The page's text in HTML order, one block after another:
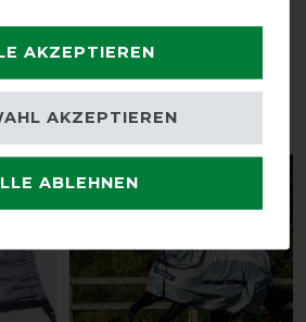
könnten dich auch
-10%
AKZEPTIEREN
ABLEHNEN
AKZEPTIEREN